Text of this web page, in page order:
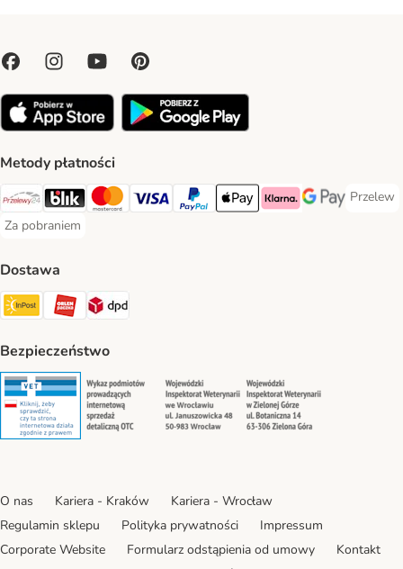
Metody płatności
Przelewy24 Payment Method
Blik Payment Method
MasterCard Payment Method
Visa Payment Method
PayPal Payment Method
Apple Pay Payment Method
Klarna Payment Method
Google Pay
Przelew
Przelew
Za pobraniem
Za pobraniem Payment Method
Dostawa
Paczkomat® Shipping Method
ORLEN Paczka Shipping Method
DPD Shipping Method
Bezpieczeństwo
Security Security Security
O nas Kariera - Kraków
Kariera - Wrocław
Regulamin sklepu
Polityka prywatności
Impressum
Corporate Website
Formularz odstąpienia od umowy
Kontakt